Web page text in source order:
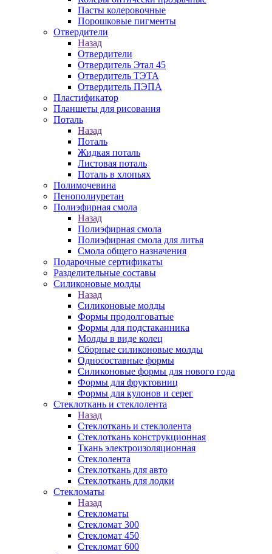
Пасты колеровочные
Порошковые пигменты
Отвердители
Назад
Отвердители
Отвердитель Этал 45
Отвердитель ТЭТА
Отвердитель ПЭПА
Пластификатор
Планшеты для рисования
Поталь
Назад
Поталь
Жидкая поталь
Листовая поталь
Поталь в хлопьях
Полимочевина
Пенополиуретан
Полиэфирная смола
Назад
Полиэфирная смола
Полиэфирная смола для литья
Смола общего назначения
Подарочные сертификаты
Разделительные составы
Силиконовые молды
Назад
Силиконовые молды
Формы продолговатые
Формы для подстаканника
Молды в виде колец
Сборные силиконовые молды
Односоставные формы
Силиконовые формы для нового года
Формы для фруктовниц
Формы для кулонов и серег
Стеклоткань и стеклолента
Назад
Стеклоткань и стеклолента
Стеклоткань конструкционная
Ткань электроизоляционная
Стеклолента
Стеклоткань для авто
Стеклоткань для лодки
Стекломаты
Назад
Стекломаты
Стекломат 300
Стекломат 450
Стекломат 600